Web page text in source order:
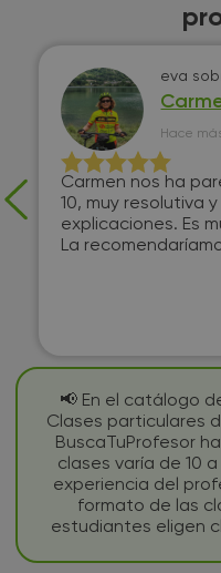
eva
Hace
Carmen nos ha
10, muy resolutiva
explicaciones. Es
La
📢 En el catálogo
Clases particulares
BuscaTuProfesor
clases varía de 10
experiencia del
formato de las
estudiantes eligen